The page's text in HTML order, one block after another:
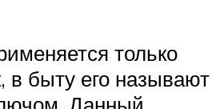
только
в быту его называют